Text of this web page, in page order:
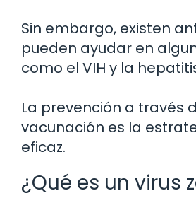
Sin embargo, existen
pueden ayudar en
como el VIH y la
La prevención a través
vacunación es la
eficaz.
¿Qué es un virus